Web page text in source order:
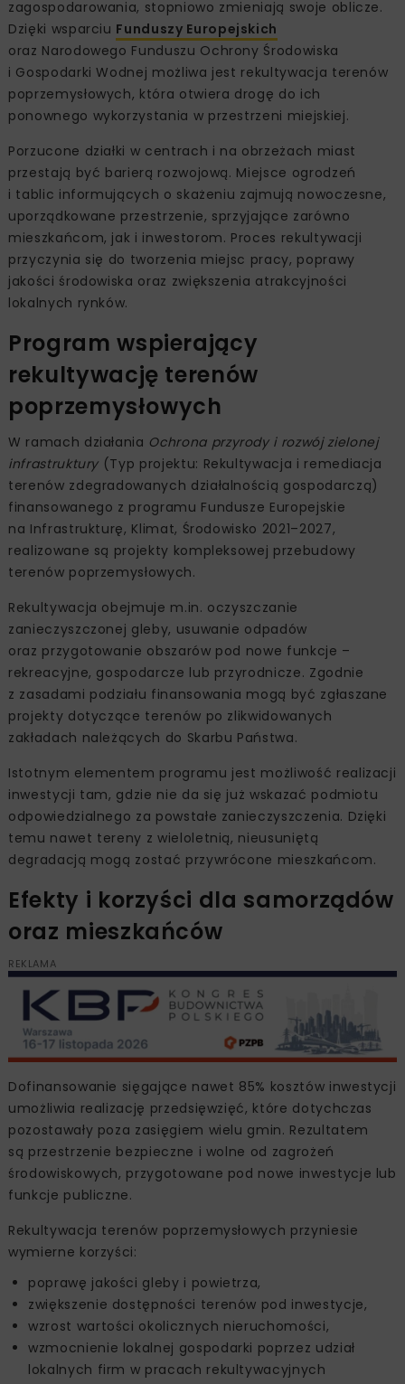
zagospodarowania, stopniowo zmieniają swoje oblicze.
Dzięki wsparciu Funduszy Europejskich
oraz Narodowego Funduszu Ochrony Środowiska
i Gospodarki Wodnej możliwa jest rekultywacja terenów
poprzemysłowych, która otwiera drogę do ich
ponownego wykorzystania w przestrzeni miejskiej.
Porzucone działki w centrach i na obrzeżach miast
przestają być barierą rozwojową. Miejsce ogrodzeń
i tablic informujących o skażeniu zajmują nowoczesne,
uporządkowane przestrzenie, sprzyjające zarówno
mieszkańcom, jak i inwestorom. Proces rekultywacji
przyczynia się do tworzenia miejsc pracy, poprawy
jakości środowiska oraz zwiększenia atrakcyjności
lokalnych rynków.
Program wspierający
rekultywację terenów
poprzemysłowych
W ramach działania Ochrona przyrody i rozwój zielonej
infrastruktury (Typ projektu: Rekultywacja i remediacja
terenów zdegradowanych działalnością gospodarczą)
finansowanego z programu Fundusze Europejskie
na Infrastrukturę, Klimat, Środowisko 2021–2027,
realizowane są projekty kompleksowej przebudowy
terenów poprzemysłowych.
Rekultywacja obejmuje m.in. oczyszczanie
zanieczyszczonej gleby, usuwanie odpadów
oraz przygotowanie obszarów pod nowe funkcje –
rekreacyjne, gospodarcze lub przyrodnicze. Zgodnie
z zasadami podziału finansowania mogą być zgłaszane
projekty dotyczące terenów po zlikwidowanych
zakładach należących do Skarbu Państwa.
Istotnym elementem programu jest możliwość realizacji
inwestycji tam, gdzie nie da się już wskazać podmiotu
odpowiedzialnego za powstałe zanieczyszczenia. Dzięki
temu nawet tereny z wieloletnią, nieusuniętą
degradacją mogą zostać przywrócone mieszkańcom.
Efekty i korzyści dla samorządów
oraz mieszkańców
REKLAMA
Dofinansowanie sięgające nawet 85% kosztów inwestycji
umożliwia realizację przedsięwzięć, które dotychczas
pozostawały poza zasięgiem wielu gmin. Rezultatem
są przestrzenie bezpieczne i wolne od zagrożeń
środowiskowych, przygotowane pod nowe inwestycje lub
funkcje publiczne.
Rekultywacja terenów poprzemysłowych przyniesie
wymierne korzyści:
poprawę jakości gleby i powietrza,
zwiększenie dostępności terenów pod inwestycje,
wzrost wartości okolicznych nieruchomości,
wzmocnienie lokalnej gospodarki poprzez udział
lokalnych firm w pracach rekultywacyjnych